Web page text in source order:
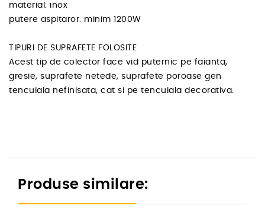
material: inox
putere aspitaror: minim 1200W
TIPURI DE SUPRAFETE FOLOSITE
Acest tip de colector face vid puternic pe faianta,
gresie, suprafete netede, suprafete poroase gen
tencuiala nefinisata, cat si pe tencuiala decorativa.
Produse similare: